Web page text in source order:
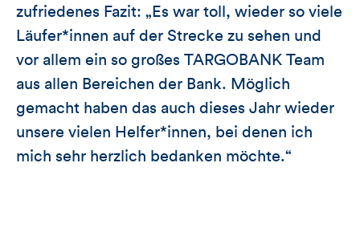
zufriedenes Fazit: „Es war toll, wieder so viele
Läufer*innen auf der Strecke zu sehen und
vor allem ein so großes TARGOBANK Team
aus allen Bereichen der Bank. Möglich
gemacht haben das auch dieses Jahr wieder
unsere vielen Helfer*innen, bei denen ich
mich sehr herzlich bedanken möchte.“